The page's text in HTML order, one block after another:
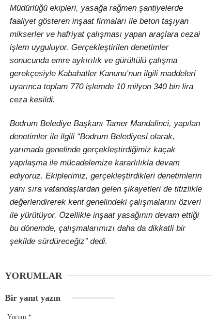
Müdürlüğü ekipleri, yasağa rağmen şantiyelerde
faaliyet gösteren inşaat firmaları ile beton taşıyan
mikserler ve hafriyat çalışması yapan araçlara cezai
işlem uyguluyor. Gerçekleştirilen denetimler
sonucunda emre aykırılık ve gürültülü çalışma
gerekçesiyle Kabahatler Kanunu’nun ilgili maddeleri
uyarınca toplam 770 işlemde 10 milyon 340 bin lira
ceza kesildi.
Bodrum Belediye Başkanı Tamer Mandalinci, yapılan
denetimler ile ilgili “Bodrum Belediyesi olarak,
yarımada genelinde gerçekleştirdiğimiz kaçak
yapılaşma ile mücadelemize kararlılıkla devam
ediyoruz. Ekiplerimiz, gerçekleştirdikleri denetimlerin
yanı sıra vatandaşlardan gelen şikayetleri de titizlikle
değerlendirerek kent genelindeki çalışmalarını özveri
ile yürütüyor. Özellikle inşaat yasağının devam ettiği
bu dönemde, çalışmalarımızı daha da dikkatli bir
şekilde sürdüreceğiz” dedi.
YORUMLAR
Bir yanıt yazın
Yorum *